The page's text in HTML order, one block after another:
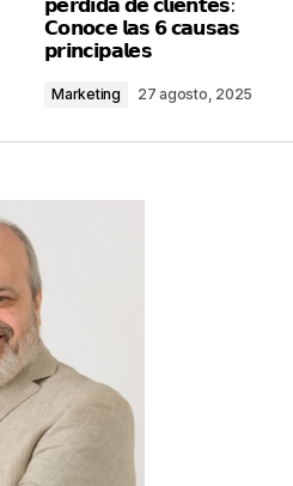
correo electrónico y web en
la próxima vez que
por
𝗖𝗼𝗻𝗼𝗰𝗲 𝗹𝗮𝘀 𝟲 𝗰𝗮𝘂𝘀𝗮𝘀
𝗽𝗿𝗶𝗻𝗰𝗶𝗽𝗮𝗹𝗲𝘀
Marketing 27 agosto, 2025